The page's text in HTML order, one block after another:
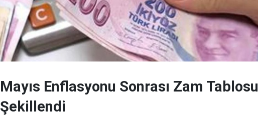
Mayıs Enflasyonu Sonrası Zam Tablosu
Şekillendi